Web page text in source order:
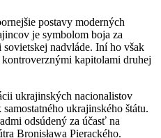
postavy moderných
je symbolom boja za
nadvláde. Iní ho však
kapitolami druhej
ukrajinských nacionalistov
ukrajinského štátu.
odsúdený za účasť na
Bronisława Pierackého.